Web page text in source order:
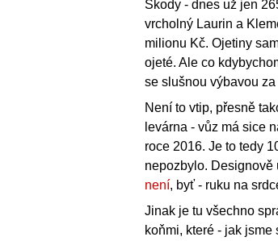
Škody - dnes už jen
vrcholný Laurin a
milionu Kč. Ojetiny
ojeté. Ale co
se slušnou výbavou
Není to vtip, přesně
levárna - vůz má sice
roce 2016. Je to tedy
nepozbylo. Designově
není, byť - ruku na
Jinak je tu všechno
koňmi, které - jak